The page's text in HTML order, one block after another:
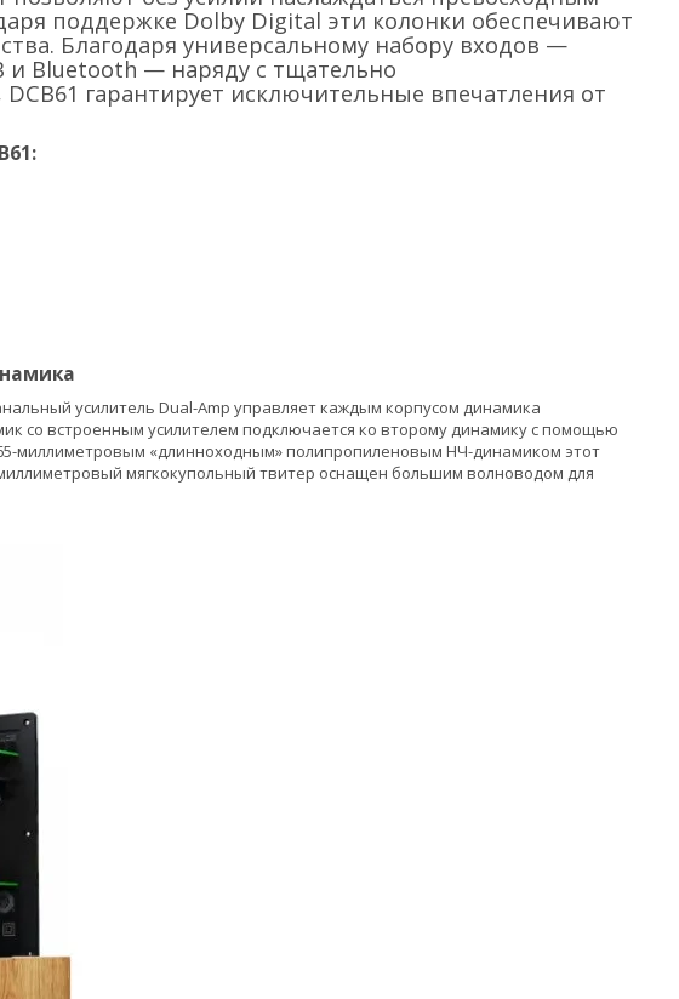
поддержке Dolby Digital эти колонки обеспечивают
Благодаря универсальному набору входов —
и Bluetooth — наряду с тщательно
гарантирует исключительные впечатления от
усилитель Dual-Amp управляет каждым корпусом динамика
со встроенным усилителем подключается ко второму динамику с помощью
миллиметровым «длинноходным» полипропиленовым НЧ-динамиком этот
мягкокупольный твитер оснащен большим волноводом для